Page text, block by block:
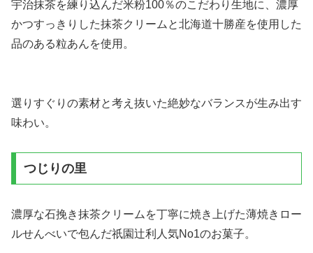
宇治抹茶を練り込んだ米粉100％のこだわり生地に、濃厚
かつすっきりした抹茶クリームと北海道十勝産を使用した
品のある粒あんを使用。
選りすぐりの素材と考え抜いた絶妙なバランスが生み出す
味わい。
つじりの里
濃厚な石挽き抹茶クリームを丁寧に焼き上げた薄焼きロー
ルせんべいで包んだ祇園辻利人気No1のお菓子。